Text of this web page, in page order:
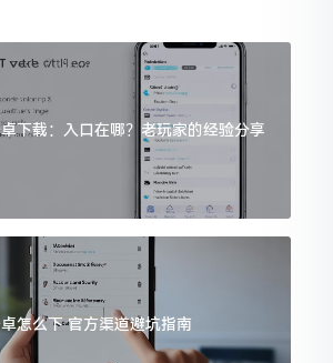
下载：入口在哪？老玩家的经验分享
怎么下 官方渠道避坑指南